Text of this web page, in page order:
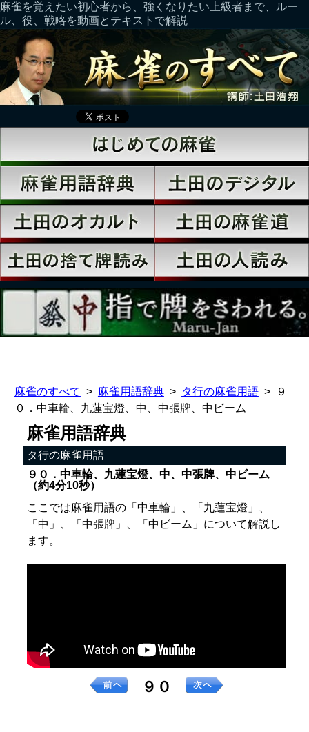
麻雀を覚えたい初心者から、強くなりたい上級者まで、ルー
ル、役、戦略を動画とテキストで解説
麻雀のすべて 麻雀用語辞典 タ行の麻雀用語
９
０．中車輪、九蓮宝燈、中、中張牌、中ビーム
麻雀用語辞典
タ行の麻雀用語
９０．中車輪、九蓮宝燈、中、中張牌、中ビーム
（約4分10秒）
ここでは麻雀用語の「中車輪」、「九蓮宝燈」、
「中」、「中張牌」、「中ビーム」について解説し
ます。
９０